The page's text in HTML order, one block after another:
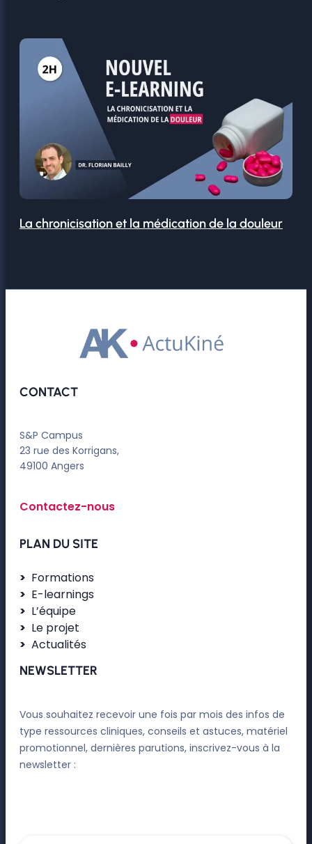
La chronicisation et la médication de la douleur
CONTACT
S&P Campus
23 rue des Korrigans,
49100 Angers
Contactez-nous
PLAN DU SITE
Formations
E-learnings
L’équipe
Le projet
Actualités
NEWSLETTER
Vous souhaitez recevoir une fois par mois des infos de
type ressources cliniques, conseils et astuces, matériel
promotionnel, dernières parutions, inscrivez-vous à la
newsletter :